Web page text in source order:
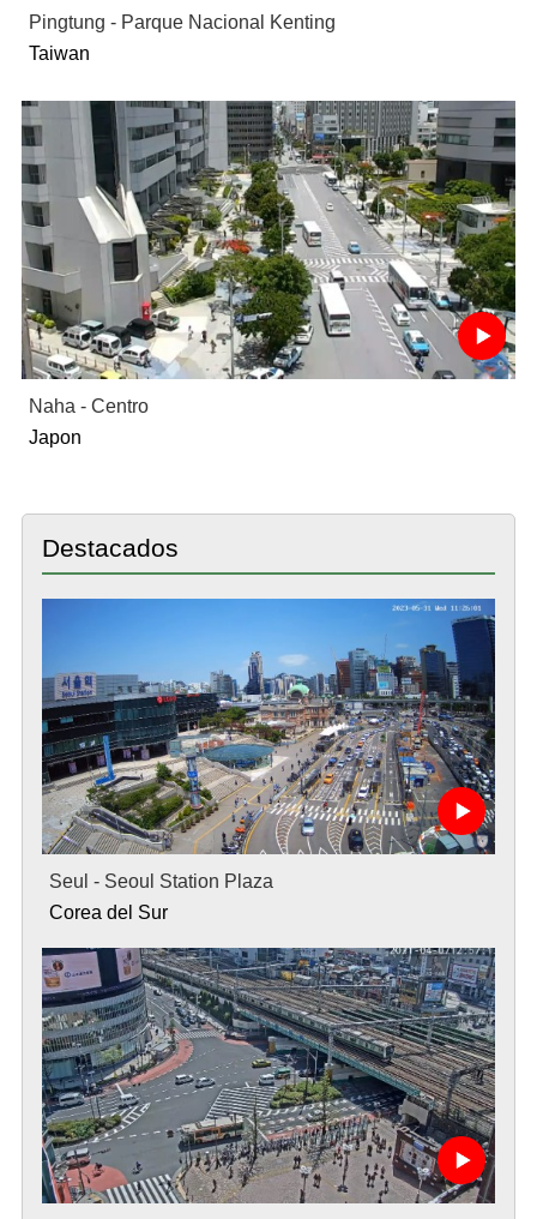
Pingtung - Parque Nacional Kenting
Taiwan
Naha - Centro
Japon
Destacados
Seul - Seoul Station Plaza
Corea del Sur